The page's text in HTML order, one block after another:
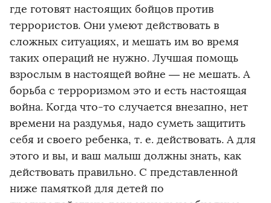
где готовят настоящих бойцов против
террористов. Они умеют действовать в
сложных ситуациях, и мешать им во время
таких операций не нужно. Лучшая помощь
взрослым в настоящей войне — не мешать. А
борьба с терроризмом это и есть настоящая
война. Когда что-то случается внезапно, нет
времени на раздумья, надо суметь защитить
себя и своего ребенка, т. е. действовать. А для
этого и вы, и ваш малыш должны знать, как
действовать правильно. С представленной
ниже памяткой для детей по